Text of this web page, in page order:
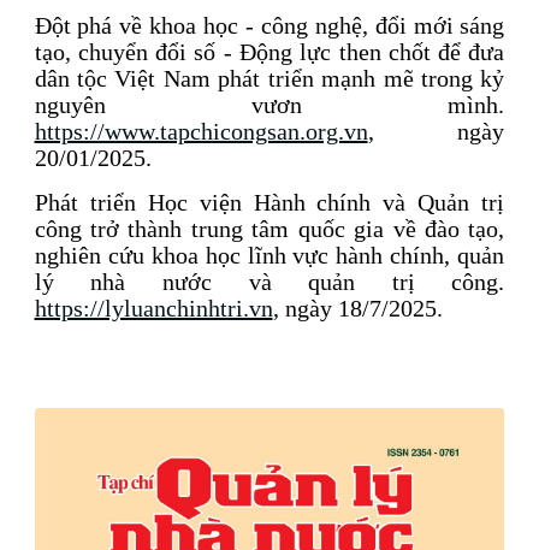
Đột phá về khoa học - công nghệ, đổi mới sáng
tạo, chuyển đổi số - Động lực then chốt để đưa
dân tộc Việt Nam phát triển mạnh mẽ trong kỷ
nguyên vươn mình.
https://www.tapchicongsan.org.vn, ngày
20/01/2025.
Phát triển Học viện Hành chính và Quản trị
công trở thành trung tâm quốc gia về đào tạo,
nghiên cứu khoa học lĩnh vực hành chính, quản
lý nhà nước và quản trị công.
https://lyluanchinhtri.vn, ngày 18/7/2025.